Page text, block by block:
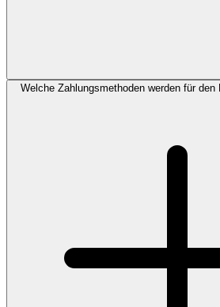
Welche Zahlungsmethoden werden für